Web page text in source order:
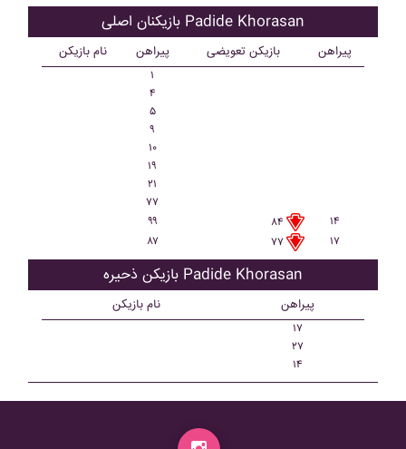
بازیکنان اصلی Padide Khorasan
نام بازیکن پیراهن بازیکن تعویضی پیراهن
۱
۴
۵
۹
۱۰
۱۹
۲۱
۷۷
۹۹
۸۴
۱۴
۸۷
۷۷ ۱۷
بازیکن ذحیره Padide Khorasan
نام بازیکن پیراهن
۱۷
۲۷
۱۴